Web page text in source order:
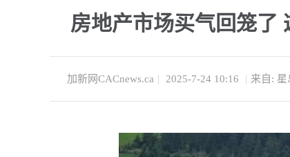
新
网
房地产市场买气回笼了
加新网CACnews.ca | 2025-7-24 10:16 | 来自: 星